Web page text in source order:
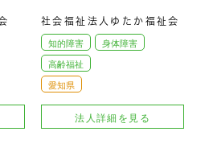
社会福祉法人ゆたか福祉会
知的障害 身体障害
高齢福祉
愛知県
法人詳細を見る